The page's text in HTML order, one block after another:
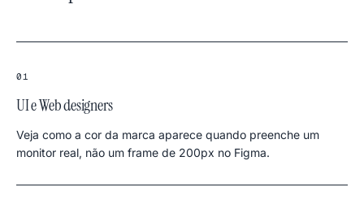
01
UI e Web designers
Veja como a cor da marca aparece quando preenche um
monitor real, não um frame de 200px no Figma.